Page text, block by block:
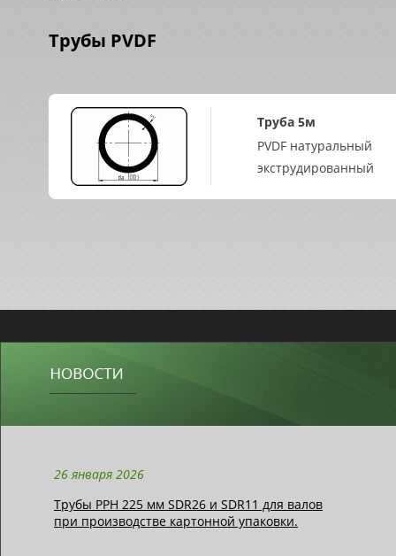
Трубы PVDF
Труба 5м
PVDF натуральный
экструдированный
26 января 2026
Трубы РРН 225 мм SDR26 и SDR11 для валов
при производстве картонной упаковки.